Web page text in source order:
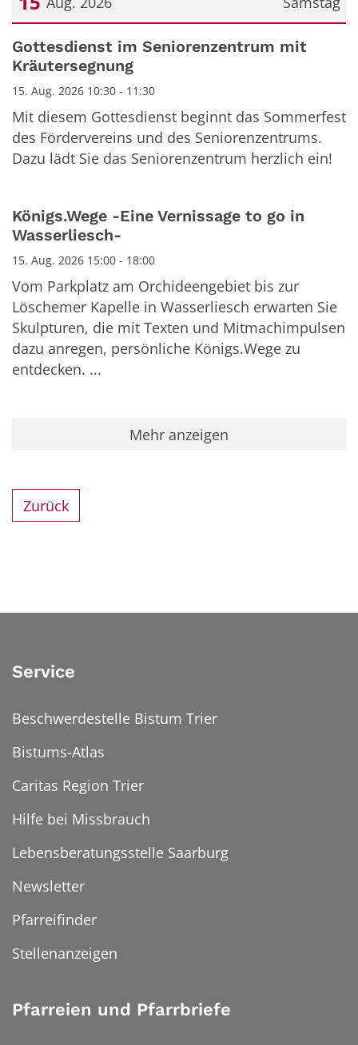
Datum: 15. August 2026
Gottesdienst im Seniorenzentrum mit
Kräutersegnung
15. Aug. 2026 10:30 - 11:30
Mit diesem Gottesdienst beginnt das Sommerfest
des Fördervereins und des Seniorenzentrums.
Dazu lädt Sie das Seniorenzentrum herzlich ein!
Königs.Wege -Eine Vernissage to go in
Wasserliesch-
15. Aug. 2026 15:00 - 18:00
Vom Parkplatz am Orchideengebiet bis zur
Löschemer Kapelle in Wasserliesch erwarten Sie
Skulpturen, die mit Texten und Mitmachimpulsen
dazu anregen, persönliche Königs.Wege zu
entdecken. ...
Mehr anzeigen
Zurück
Service
Beschwerdestelle Bistum Trier
Bistums-Atlas
Caritas Region Trier
Hilfe bei Missbrauch
Lebensberatungsstelle Saarburg
Newsletter
Pfarreifinder
Stellenanzeigen
Pfarreien und Pfarrbriefe